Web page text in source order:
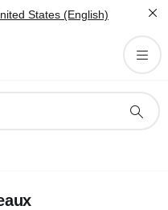
States (English)